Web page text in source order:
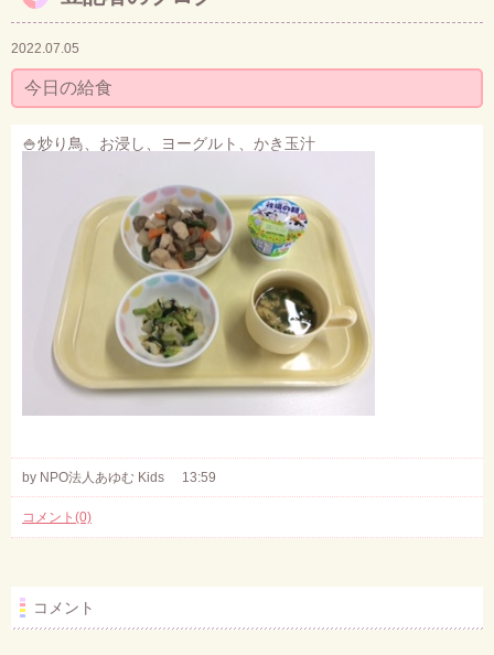
2022.07.05
今日の給食
🍚炒り鳥、お浸し、ヨーグルト、かき玉汁
by NPO法人あゆむ Kids 13:59
コメント(0)
コメント